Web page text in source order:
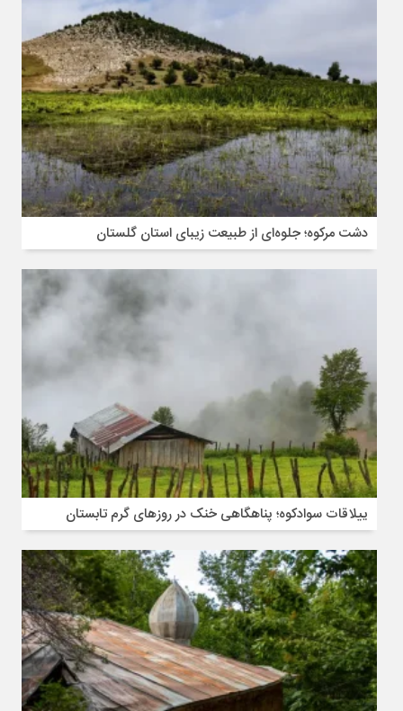
دشت مرکوه؛ جلوه‌ای از طبیعت زیبای استان گلستان
ییلاقات سوادکوه؛ پناهگاهی خنک در روزهای گرم تابستان